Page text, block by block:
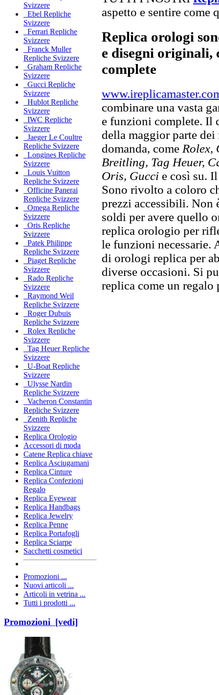
Svizzere
Ebel Repliche
Svizzere
Ferrari Repliche
Svizzere
Franck Muller
Repliche Svizzere
Graham Repliche
Svizzere
Gucci Repliche
Svizzere
Hublot Repliche
Svizzere
IWC Repliche
Svizzere
Jaeger Le Coultre
Repliche Svizzere
Longines Repliche
Svizzere
Louis Vuitton
Repliche Svizzere
Officine Panerai
Repliche Svizzere
Omega Repliche
Svizzere
Oris Repliche
Svizzere
Patek Philippe
Repliche Svizzere
Piaget Repliche
Svizzere
Rado Repliche
Svizzere
Raymond Weil
Repliche Svizzere
Roger Dubuis
Repliche Svizzere
Rolex Repliche
Svizzere
Tag Heuer Repliche
Svizzere
U-Boat Repliche
Svizzere
Ulysse Nardin
Repliche Svizzere
Vacheron Constantin
Repliche Svizzere
Zenith Repliche
Svizzere
Replica Orologio
Accessori di moda
Catene Replica chiave
Replica Asciugamani
Replica Cinture
Replica Confezioni
Regalo
Replica Eyewear
Replica Handbags
Replica Jewelry
Replica Penne
Replica Portafogli
Replica Sciarpe
Sacchetti cosmetici
Promozioni ...
Nuovi articoli ...
Articoli in vetrina ...
Tutti i prodotti ...
Promozioni [vedi]
aspetto e sentire
Replica orologi
e disegni originali,
complete
combinare una vasta
e funzioni complete. Il
della maggior parte
domanda, come Rolex,
Breitling, Tag Heuer,
Oris, Gucci e così su.
Sono rivolto a coloro
prezzi accessibili. Non
soldi per avere quello
replica orologio per
le funzioni necessarie.
di orologi replica per
diverse occasioni. Si
replica come un regalo